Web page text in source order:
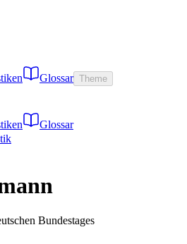
Glossar Theme
Glossar
Bundestages